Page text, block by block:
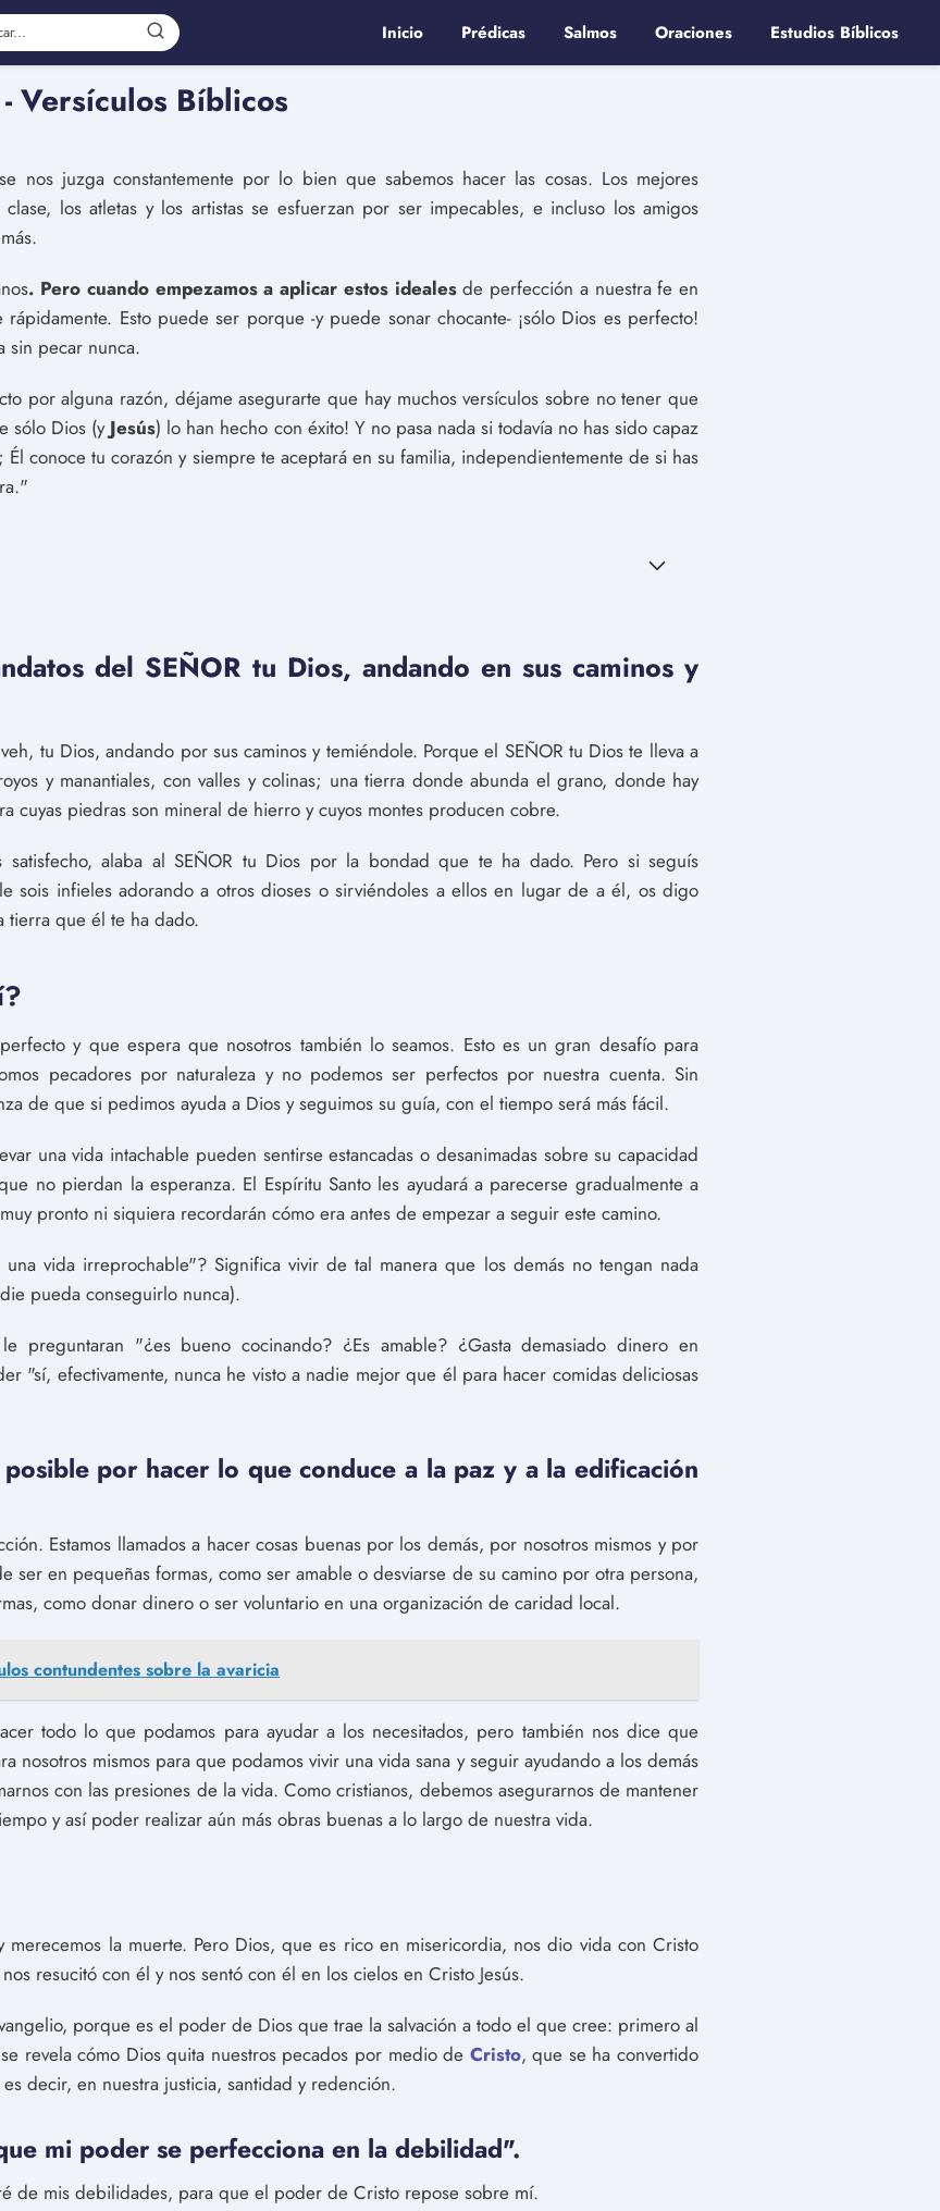
Inicio Prédicas Salmos Oraciones Estudios Bíblicos
Versículos Bíblicos
nos juzga constantemente por lo bien que sabemos hacer las cosas. Los mejores
los atletas y los artistas se esfuerzan por ser impecables, e incluso los amigos
. Pero cuando empezamos a aplicar estos idealesde perfección a nuestra fe en
Esto puede ser porque -y puede sonar chocante- ¡sólo Dios es perfecto!
sin pecar nunca.
por alguna razón, déjame asegurarte que hay muchos versículos sobre no tener que
sólo Dios (y Jesús) lo han hecho con éxito! Y no pasa nada si todavía no has sido capaz
conoce tu corazón y siempre te aceptará en su familia, independientemente de si has
del SEÑOR tu Dios, andando en sus caminos y
tu Dios, andando por sus caminos y temiéndole. Porque el SEÑOR tu Dios te lleva a
y manantiales, con valles y colinas; una tierra donde abunda el grano, donde hay
cuyas piedras son mineral de hierro y cuyos montes producen cobre.
satisfecho, alaba al SEÑOR tu Dios por la bondad que te ha dado. Pero si seguís
sois infieles adorando a otros dioses o sirviéndoles a ellos en lugar de a él, os digo
tierra que él te ha dado.
y que espera que nosotros también lo seamos. Esto es un gran desafío para
pecadores por naturaleza y no podemos ser perfectos por nuestra cuenta. Sin
de que si pedimos ayuda a Dios y seguimos su guía, con el tiempo será más fácil.
una vida intachable pueden sentirse estancadas o desanimadas sobre su capacidad
no pierdan la esperanza. El Espíritu Santo les ayudará a parecerse gradualmente a
pronto ni siquiera recordarán cómo era antes de empezar a seguir este camino.
vida irreprochable"? Significa vivir de tal manera que los demás no tengan nada
pueda conseguirlo nunca).
preguntaran "¿es bueno cocinando? ¿Es amable? ¿Gasta demasiado dinero en
"sí, efectivamente, nunca he visto a nadie mejor que él para hacer comidas deliciosas
por hacer lo que conduce a la paz y a la edificación
Estamos llamados a hacer cosas buenas por los demás, por nosotros mismos y por
ser en pequeñas formas, como ser amable o desviarse de su camino por otra persona,
como donar dinero o ser voluntario en una organización de caridad local.
contundentes sobre la avaricia
todo lo que podamos para ayudar a los necesitados, pero también nos dice que
nosotros mismos para que podamos vivir una vida sana y seguir ayudando a los demás
con las presiones de la vida. Como cristianos, debemos asegurarnos de mantener
y así poder realizar aún más obras buenas a lo largo de nuestra vida.
merecemos la muerte. Pero Dios, que es rico en misericordia, nos dio vida con Cristo
resucitó con él y nos sentó con él en los cielos en Cristo Jesús.
porque es el poder de Dios que trae la salvación a todo el que cree: primero al
revela cómo Dios quita nuestros pecados por medio de Cristo, que se ha convertido
decir, en nuestra justicia, santidad y redención.
mi poder se perfecciona en la debilidad".
de mis debilidades, para que el poder de Cristo repose sobre mí.